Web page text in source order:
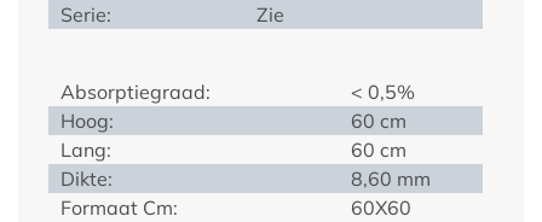
Serie:
Zie
Absorptiegraad:
< 0,5%
Hoog:
60 cm
Lang:
60 cm
Dikte:
8,60 mm
Formaat Cm:
60X60